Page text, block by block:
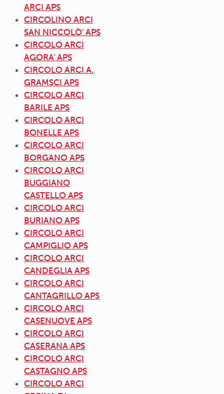
ARCI APS
CIRCOLINO ARCI
SAN NICCOLÒ' APS
CIRCOLO ARCI
AGORA' APS
CIRCOLO ARCI A.
GRAMSCI APS
CIRCOLO ARCI
BARILE APS
CIRCOLO ARCI
BONELLE APS
CIRCOLO ARCI
BORGANO APS
CIRCOLO ARCI
BUGGIANO
CASTELLO APS
CIRCOLO ARCI
BURIANO APS
CIRCOLO ARCI
CAMPIGLIO APS
CIRCOLO ARCI
CANDEGLIA APS
CIRCOLO ARCI
CANTAGRILLO APS
CIRCOLO ARCI
CASENUOVE APS
CIRCOLO ARCI
CASERANA APS
CIRCOLO ARCI
CASTAGNO APS
CIRCOLO ARCI